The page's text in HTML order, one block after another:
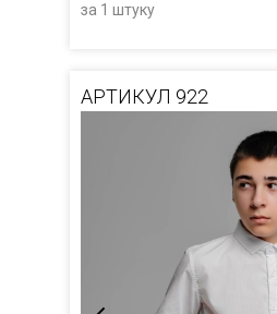
за 1 штуку
АРТИКУЛ 922